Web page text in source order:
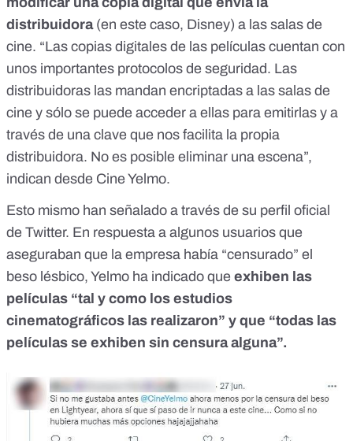
distribuidora(en este caso, Disney) a las salas de
cine. “Las copias digitales de las películas cuentan con
unos importantes protocolos de seguridad. Las
distribuidoras las mandan encriptadas a las salas de
cine y sólo se puede acceder a ellas para emitirlas y a
través de una clave que nos facilita la propia
distribuidora. No es posible eliminar una escena”,
indican desde Cine Yelmo.
Esto mismo han señalado a través de su perfil oficial
de Twitter. En respuesta a algunos usuarios que
aseguraban que la empresa había “censurado” el
beso lésbico, Yelmo ha indicado que exhiben las
películas “tal y como los estudios
cinematográficos las realizaron” y que “todas las
películas se exhiben sin censura alguna”.